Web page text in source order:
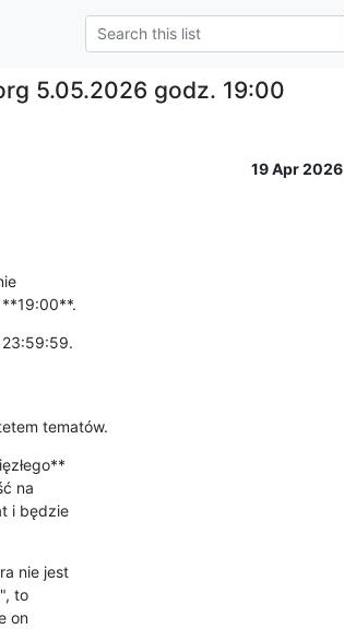
5.05.2026 godz. 19:00
19 Apr 2026
tematów.
na
i będzie
nie jest
to
on